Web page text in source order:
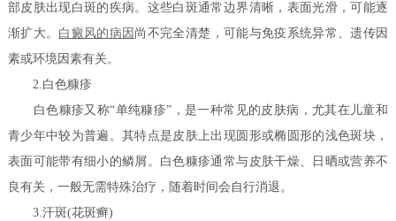
部皮肤出现白斑的疾病。这些白斑通常边界清晰，表面光滑，可能逐
渐扩大。 白癜风的病因 尚不完全清楚，可能与免疫系统异常、遗传因
素或环境因素有关。
2.白色糠疹
白色糠疹又称“单纯糠疹”，是一种常见的皮肤病，尤其在儿童和
青少年中较为普遍。其特点是皮肤上出现圆形或椭圆形的浅色斑块，
表面可能带有细小的鳞屑。白色糠疹通常与皮肤干燥、日晒或营养不
良有关，一般无需特殊治疗，随着时间会自行消退。
3.汗斑(花斑癣)